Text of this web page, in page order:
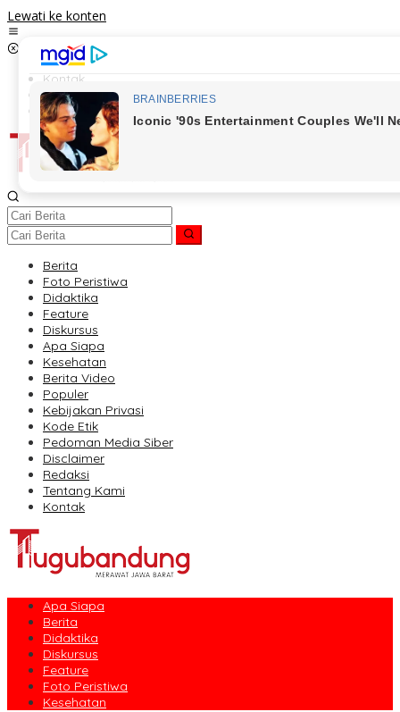
Lewati ke konten
Kontak
Redaksi
Tentang Kami
Berita
Foto Peristiwa
Didaktika
Feature
Diskursus
Apa Siapa
Kesehatan
Berita Video
Populer
Kebijakan Privasi
Kode Etik
Pedoman Media Siber
Disclaimer
Redaksi
Tentang Kami
Kontak
Apa Siapa
Berita
Didaktika
Diskursus
Feature
Foto Peristiwa
Kesehatan